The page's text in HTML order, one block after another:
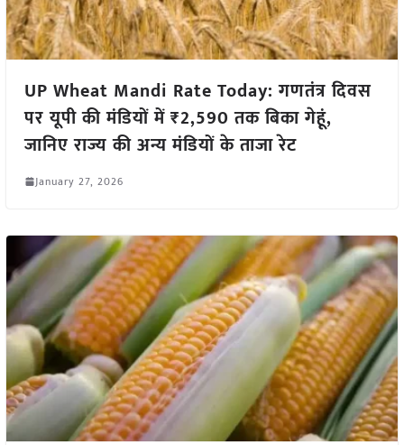
UP Wheat Mandi Rate Today: गणतंत्र दिवस
पर यूपी की मंडियों में ₹2,590 तक बिका गेहूं,
जानिए राज्य की अन्य मंडियों के ताजा रेट
January 27, 2026